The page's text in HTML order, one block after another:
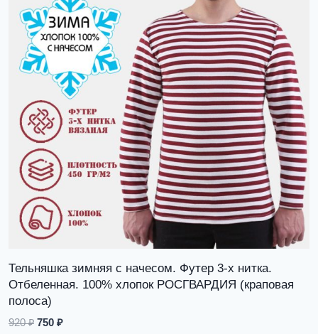
Тельняшка зимняя с начесом. Футер 3-х нитка.
Отбеленная. 100% хлопок РОСГВАРДИЯ (краповая
полоса)
920₽ 750 ₽